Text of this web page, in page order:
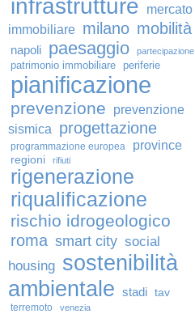
infrastrutture
mercato
immobiliare milano mobilità
napoli paesaggio partecipazione
patrimonio immobiliare periferie
pianificazione
prevenzione
prevenzione
sismica
progettazione
programmazione europea province
regioni rifiuti
rigenerazione
riqualificazione
rischio idrogeologico
roma smart city social
housing sostenibilità
ambientale stadi tav
terremoto venezia